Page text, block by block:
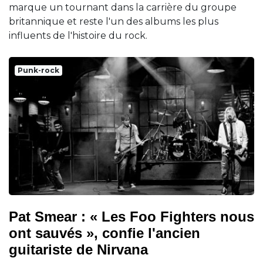
marque un tournant dans la carrière du groupe
britannique et reste l'un des albums les plus
influents de l'histoire du rock.
Punk-rock
Pat Smear : « Les Foo Fighters nous
ont sauvés », confie l'ancien
guitariste de Nirvana